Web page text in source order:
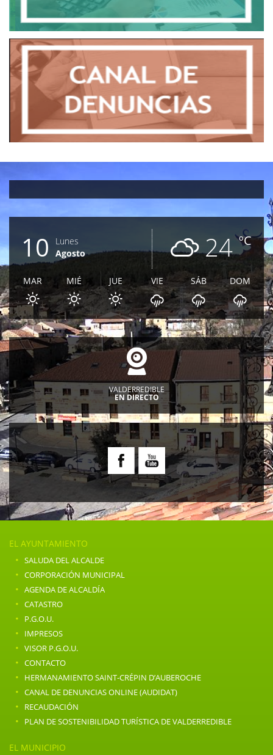
ºC
24
10
Lunes
Agosto
MAR MIÉ JUE VIE SÁB DOM
VALDERREDIBLE
EN DIRECTO
EL AYUNTAMIENTO
· SALUDA DEL ALCALDE
· CORPORACIÓN MUNICIPAL
· AGENDA DE ALCALDÍA
· CATASTRO
· P.G.O.U.
· IMPRESOS
· VISOR P.G.O.U.
· CONTACTO
· HERMANAMIENTO SAINT-CRÉPIN D’AUBEROCHE
· CANAL DE DENUNCIAS ONLINE (AUDIDAT)
· RECAUDACIÓN
· PLAN DE SOSTENIBILIDAD TURÍSTICA DE VALDERREDIBLE
EL MUNICIPIO